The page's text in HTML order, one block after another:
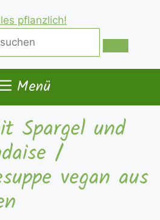
Menü
Spargel und
/
vegan aus